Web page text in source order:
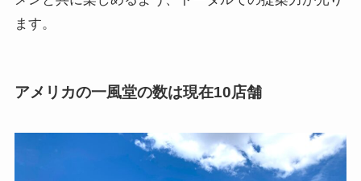
ます。
アメリカの一風堂の数は現在10店舗